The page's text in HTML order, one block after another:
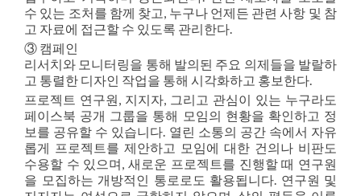
수 있는 조처를 함께 찾고, 누구나 언제든 관련 사항 및 참
고 자료에 접근할 수 있도록 관리한다.
③ 캠페인
리서치와 모니터링을 통해 발의된 주요 의제들을 발랄하
고 통렬한 디자인 작업을 통해 시각화하고 홍보한다.
프로젝트 연구원, 지지자, 그리고 관심이 있는 누구라도
페이스북 공개 그룹을 통해 모임의 현황을 확인하고 정
보를 공유할 수 있습니다. 열린 소통의 공간 속에서 자유
롭게 프로젝트를 제안하고 모임에 대한 건의나 비판도
수용할 수 있으며, 새로운 프로젝트를 진행할 때 연구원
을 모집하는 개방적인 통로로도 활용됩니다. 연구원 및